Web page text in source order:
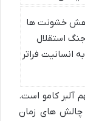
خشونت ها
استقلال
انسانیت فراتر
از ۳۴ سخنرانی مهم آلبر کامو است.
چالش های زمان